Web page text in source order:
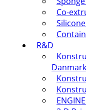
Co-
R&D
Danmark